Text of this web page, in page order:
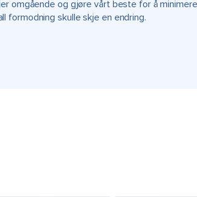
omgående og gjøre vårt beste for å
formodning skulle skje en endring.